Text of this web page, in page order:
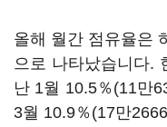
올해 월간 점유율은
으로 나타났습니다.
난 1월 10.5％(11만
3월 10.9％(17만